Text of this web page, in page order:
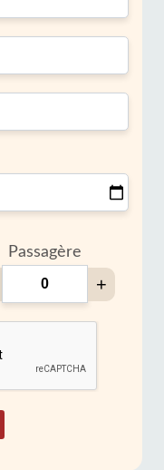
Passagère
+